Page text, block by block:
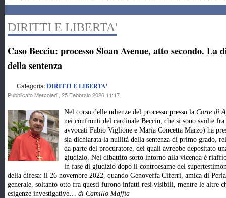
DIRITTI E LIBERTA'
Caso Becciu: processo Sloan Avenue, atto secondo. La
della sentenza
Categoria:DIRITTI E LIBERTA'
Pubblicato Mercoledì, 25 Febbraio 2026 11:17
Nel corso delle udienze del processo presso la Corte di
nei confronti del cardinale Becciu, che si sono svolte
avvocati Fabio Viglione e Maria Concetta Marzo) ha
sia dichiarata la nullità della sentenza di primo grado,
da parte del procuratore, dei quali avrebbe depositato
giudizio. Nel dibattito sorto intorno alla vicenda è
in fase di giudizio dopo il controesame del
della difesa: il 26 novembre 2022, quando Genoveffa Ciferri, amica di
generale, soltanto otto fra questi furono infatti resi visibili, mentre le altre
esigenze investigative… di Camillo Maffia